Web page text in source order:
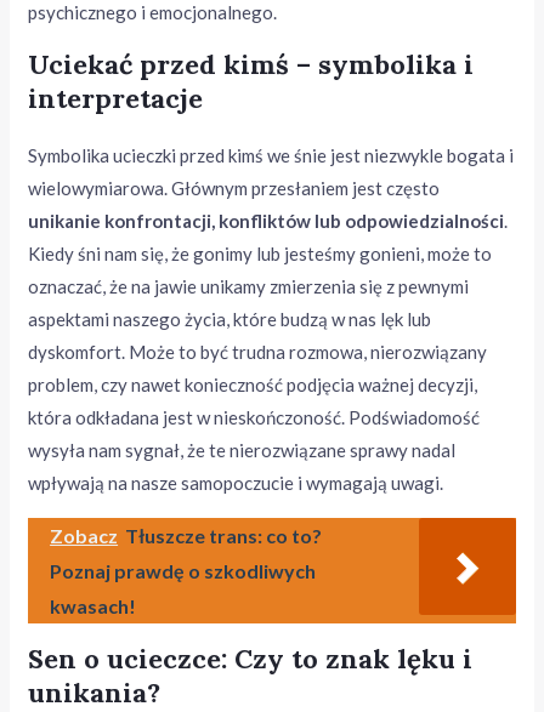
psychicznego i emocjonalnego.
Uciekać przed kimś – symbolika i
interpretacje
Symbolika ucieczki przed kimś we śnie jest niezwykle bogata i
wielowymiarowa. Głównym przesłaniem jest często
unikanie konfrontacji, konfliktów lub odpowiedzialności.
Kiedy śni nam się, że gonimy lub jesteśmy gonieni, może to
oznaczać, że na jawie unikamy zmierzenia się z pewnymi
aspektami naszego życia, które budzą w nas lęk lub
dyskomfort. Może to być trudna rozmowa, nierozwiązany
problem, czy nawet konieczność podjęcia ważnej decyzji,
która odkładana jest w nieskończoność. Podświadomość
wysyła nam sygnał, że te nierozwiązane sprawy nadal
wpływają na nasze samopoczucie i wymagają uwagi.
Zobacz Tłuszcze trans: co to?
Poznaj prawdę o szkodliwych
kwasach!
Sen o ucieczce: Czy to znak lęku i
unikania?